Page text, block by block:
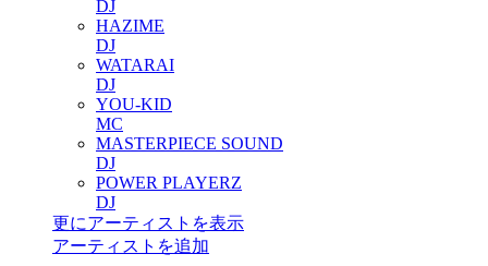
DJ
HAZIME
DJ
WATARAI
DJ
YOU-KID
MC
MASTERPIECE SOUND
DJ
POWER PLAYERZ
DJ
更にアーティストを表示
アーティストを追加